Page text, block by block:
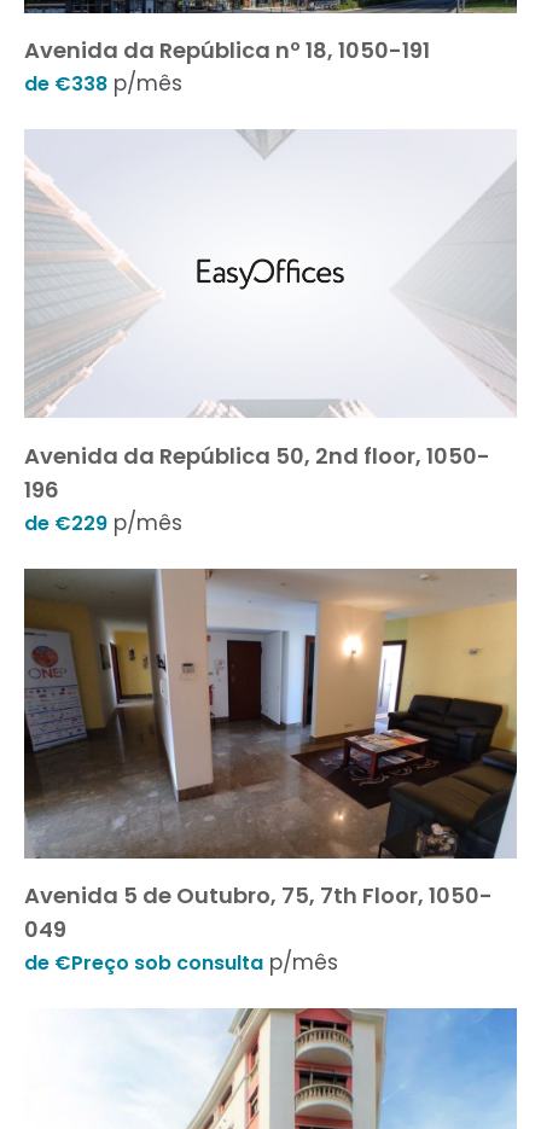
Avenida da República nº 18, 1050-191
de €338 p/mês
Avenida da República 50, 2nd floor, 1050-
196
de €229 p/mês
Avenida 5 de Outubro, 75, 7th Floor, 1050-
049
de €Preço sob consulta p/mês